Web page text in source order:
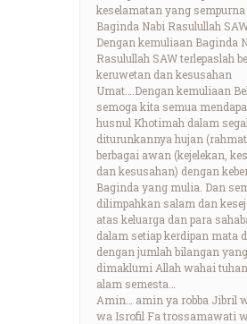
keselamatan yang sempurna
Baginda Nabi Rasulullah
Dengan kemuliaan Baginda
Rasulullah SAW terlepaslah
keruwetan dan kesusahan
Umat….Dengan kemuliaan
semoga kita semua
husnul Khotimah dalam
diturunkannya hujan
berbagai awan (kejelekan,
dan kesusahan) dengan
Baginda yang mulia. Dan
dilimpahkan salam dan
atas keluarga dan para
dalam setiap kerdipan mata
dengan jumlah bilangan yang
dimaklumi Allah wahai
alam semesta…
Amin… amin ya robba Jibril
wa Isrofil Fa trossamawati